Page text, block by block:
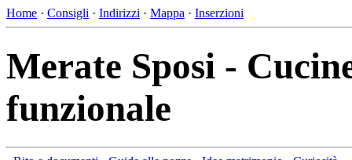
Home · Consigli · Indirizzi · Mappa · Inserzioni
Merate Sposi -
funzionale